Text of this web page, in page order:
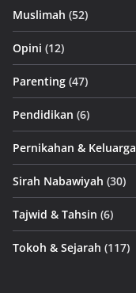
Muslimah (52)
Opini (12)
Parenting (47)
Pendidikan (6)
Pernikahan & Keluarga
Sirah Nabawiyah (30)
Tajwid & Tahsin (6)
Tokoh & Sejarah (117)